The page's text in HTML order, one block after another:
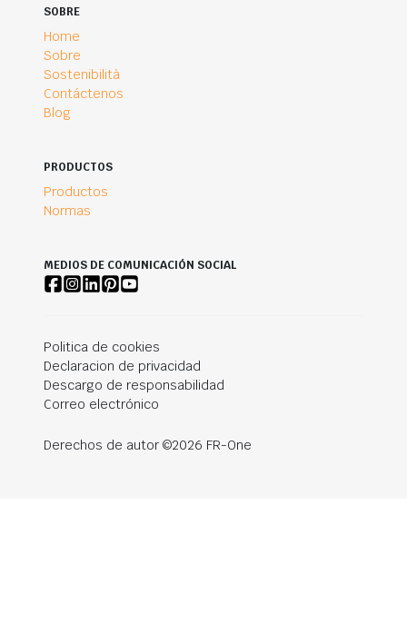
SOBRE
Home
Sobre
Sostenibilità
Contáctenos
Blog
PRODUCTOS
Productos
Normas
MEDIOS DE COMUNICACIÓN SOCIAL
Politica de cookies
Declaracion de privacidad
Descargo de responsabilidad
Correo electrónico
Derechos de autor ©2026 FR-One